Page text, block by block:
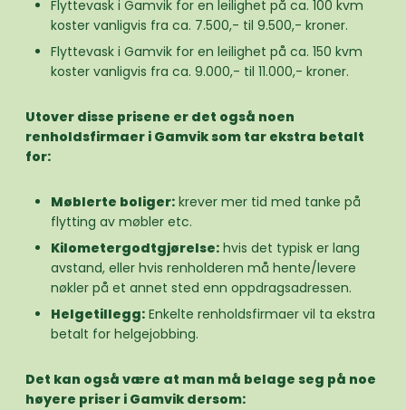
Flyttevask i Gamvik for en leilighet på ca. 100 kvm
koster vanligvis fra ca. 7.500,- til 9.500,- kroner.
Flyttevask i Gamvik for en leilighet på ca. 150 kvm
koster vanligvis fra ca. 9.000,- til 11.000,- kroner.
Utover disse prisene er det også noen
renholdsfirmaer i Gamvik som tar ekstra betalt
for:
Møblerte boliger: krever mer tid med tanke på
flytting av møbler etc.
Kilometergodtgjørelse: hvis det typisk er lang
avstand, eller hvis renholderen må hente/levere
nøkler på et annet sted enn oppdragsadressen.
Helgetillegg: Enkelte renholdsfirmaer vil ta ekstra
betalt for helgejobbing.
Det kan også være at man må belage seg på noe
høyere priser i Gamvik dersom: